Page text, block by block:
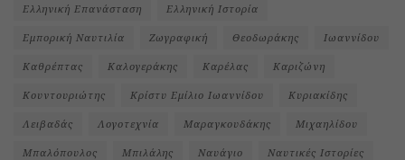
Ελληνική Επανάσταση Ελληνική Ιστορία
Εμπορική Ναυτιλία Ζωγραφική Θεοδωράκης Ιωαννίδου
Καθρέπτας Καλογεράκης Καρέλας Καριζώνη
Κουντουριώτης Κρίστυ Εμίλιο Ιωαννίδου Κυριακίδης
Λειβαδάς Λογοτεχνία Μαραγκουδάκης Μιχαηλίδου
Μπαλόπουλος Μπιλάλης Ναυάγιο Ναυτικές Ιστορίες